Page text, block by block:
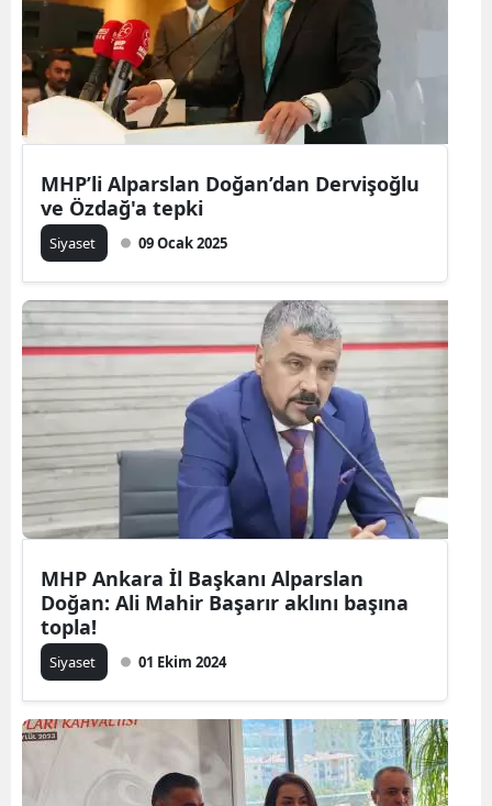
MHP’li Alparslan Doğan’dan Dervişoğlu
ve Özdağ'a tepki
Siyaset 09 Ocak 2025
MHP Ankara İl Başkanı Alparslan
Doğan: Ali Mahir Başarır aklını başına
topla!
Siyaset 01 Ekim 2024